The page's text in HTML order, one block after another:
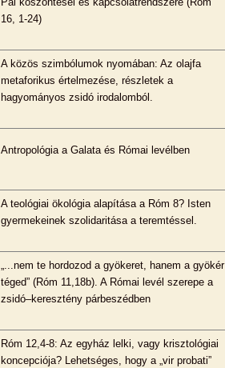
16, 1-24)
A közös szimbólumok nyomában: Az olajfa
metaforikus értelmezése, részletek a
hagyományos zsidó irodalomból.
Antropológia a Galata és Római levélben
A teológiai ökológia alapítása a Róm 8? Isten
gyermekeinek szolidaritása a teremtéssel.
„...nem te hordozod a gyökeret, hanem a gyökér
téged” (Róm 11,18b). A Római levél szerepe a
zsidó–keresztény párbeszédben
Róm 12,4-8: Az egyház lelki, vagy krisztológiai
koncepciója? Lehetséges, hogy a „vir probati”